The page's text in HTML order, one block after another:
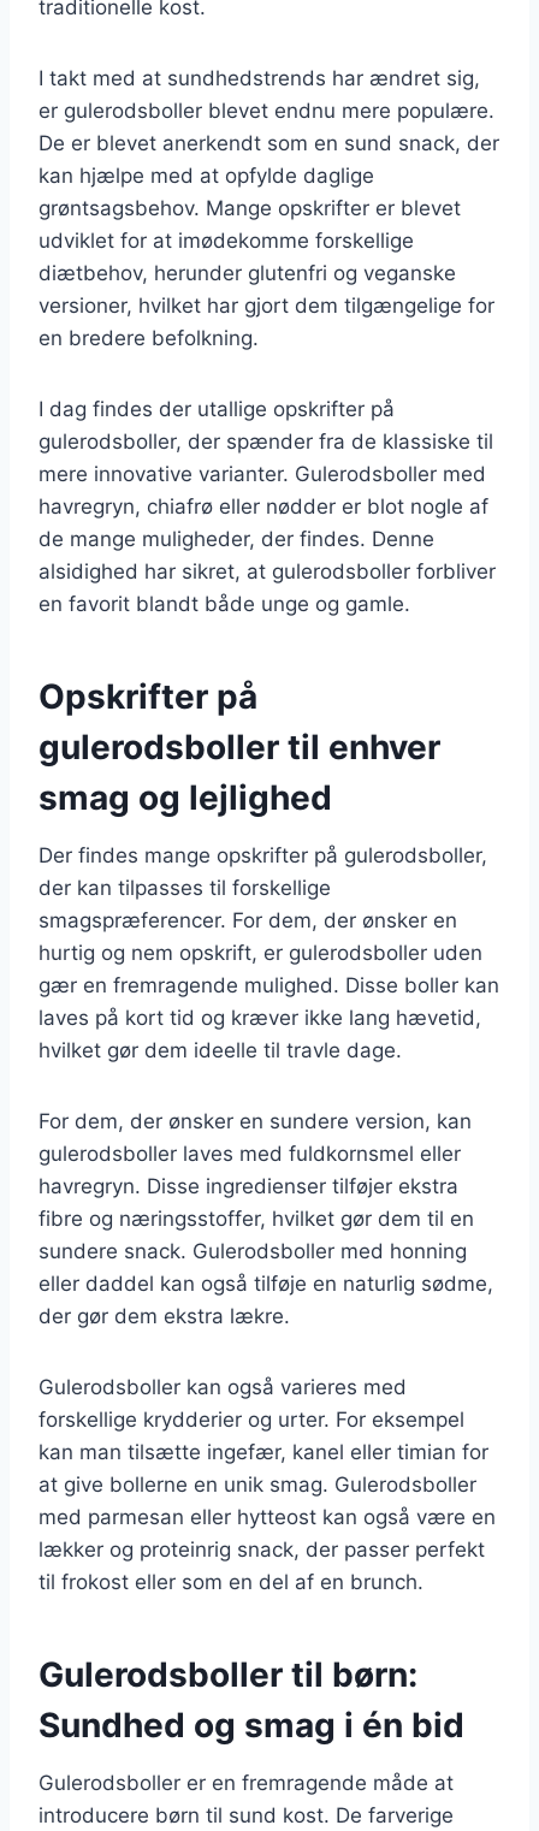
traditionelle kost.
I takt med at sundhedstrends har ændret sig,
er gulerodsboller blevet endnu mere populære.
De er blevet anerkendt som en sund snack, der
kan hjælpe med at opfylde daglige
grøntsagsbehov. Mange opskrifter er blevet
udviklet for at imødekomme forskellige
diætbehov, herunder glutenfri og veganske
versioner, hvilket har gjort dem tilgængelige for
en bredere befolkning.
I dag findes der utallige opskrifter på
gulerodsboller, der spænder fra de klassiske til
mere innovative varianter. Gulerodsboller med
havregryn, chiafrø eller nødder er blot nogle af
de mange muligheder, der findes. Denne
alsidighed har sikret, at gulerodsboller forbliver
en favorit blandt både unge og gamle.
Opskrifter på
gulerodsboller til enhver
smag og lejlighed
Der findes mange opskrifter på gulerodsboller,
der kan tilpasses til forskellige
smagspræferencer. For dem, der ønsker en
hurtig og nem opskrift, er gulerodsboller uden
gær en fremragende mulighed. Disse boller kan
laves på kort tid og kræver ikke lang hævetid,
hvilket gør dem ideelle til travle dage.
For dem, der ønsker en sundere version, kan
gulerodsboller laves med fuldkornsmel eller
havregryn. Disse ingredienser tilføjer ekstra
fibre og næringsstoffer, hvilket gør dem til en
sundere snack. Gulerodsboller med honning
eller daddel kan også tilføje en naturlig sødme,
der gør dem ekstra lækre.
Gulerodsboller kan også varieres med
forskellige krydderier og urter. For eksempel
kan man tilsætte ingefær, kanel eller timian for
at give bollerne en unik smag. Gulerodsboller
med parmesan eller hytteost kan også være en
lækker og proteinrig snack, der passer perfekt
til frokost eller som en del af en brunch.
Gulerodsboller til børn:
Sundhed og smag i én bid
Gulerodsboller er en fremragende måde at
introducere børn til sund kost. De farverige